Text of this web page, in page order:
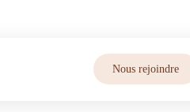
Nous rejoindre